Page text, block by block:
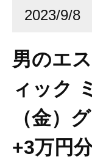
2023/9/8
男のエ
ィック
（金）
+3万円